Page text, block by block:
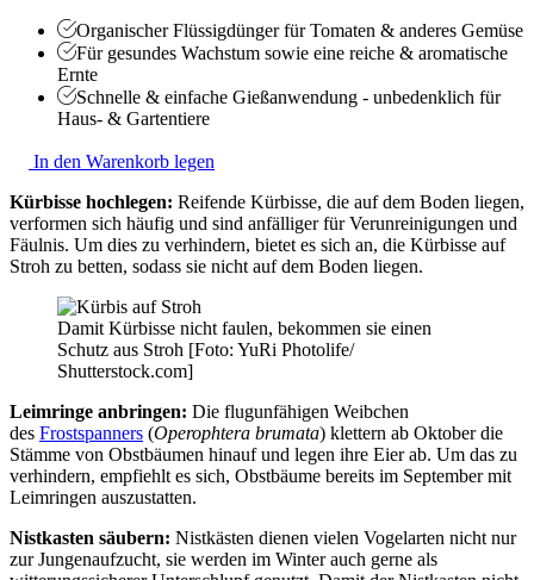
Organischer Flüssigdünger für Tomaten & anderes Gemüse
Für gesundes Wachstum sowie eine reiche & aromatische
Ernte
Schnelle & einfache Gießanwendung - unbedenklich für
Haus- & Gartentiere
In den Warenkorb legen
Kürbisse hochlegen: Reifende Kürbisse, die auf dem Boden liegen,
verformen sich häufig und sind anfälliger für Verunreinigungen und
Fäulnis. Um dies zu verhindern, bietet es sich an, die Kürbisse auf
Stroh zu betten, sodass sie nicht auf dem Boden liegen.
Damit Kürbisse nicht faulen, bekommen sie einen
Schutz aus Stroh [Foto: YuRi Photolife/
Shutterstock.com]
Leimringe anbringen: Die flugunfähigen Weibchen
des Frostspanners (Operophtera brumata) klettern ab Oktober die
Stämme von Obstbäumen hinauf und legen ihre Eier ab. Um das zu
verhindern, empfiehlt es sich, Obstbäume bereits im September mit
Leimringen auszustatten.
Nistkasten säubern: Nistkästen dienen vielen Vogelarten nicht nur
zur Jungenaufzucht, sie werden im Winter auch gerne als